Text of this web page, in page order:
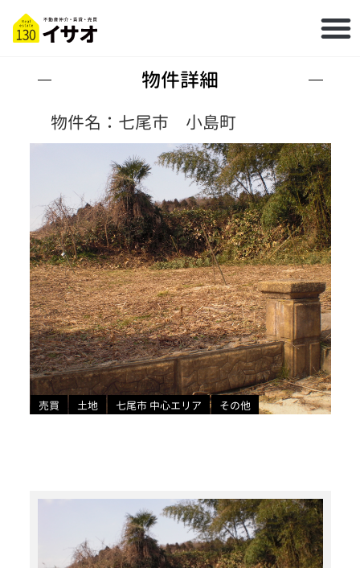
物件詳細
物件名：七尾市 小島町
売買 土地 七尾市 中心エリア その他